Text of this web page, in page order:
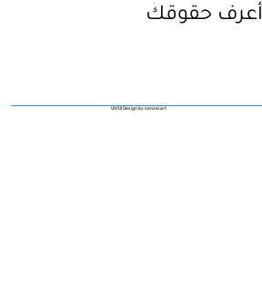
UX/UI Design by sensei.art
أعرف حقوقك